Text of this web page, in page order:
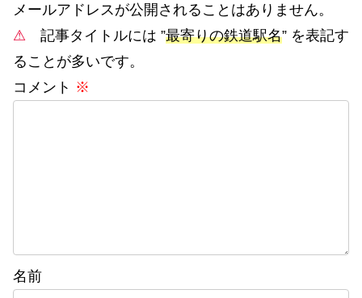
メールアドレスが公開されることはありません。
⚠ 記事タイトルには ”最寄りの鉄道駅名” を表記す
ることが多いです。
コメント ※
名前